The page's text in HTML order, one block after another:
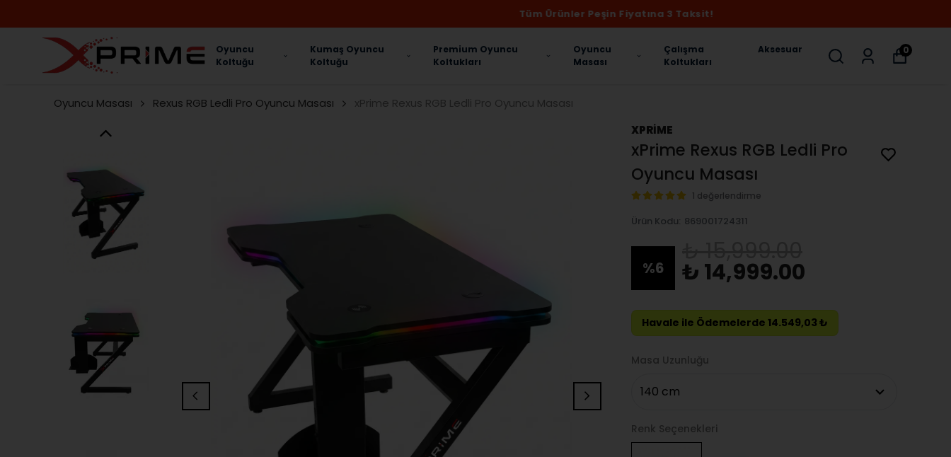
Tüm Ürünler Peşin Fiyatına 3 Taksit!
Oyuncu
Koltuğu
Kumaş Oyuncu
Koltuğu
Premium Oyuncu
Koltukları
Oyuncu
Masası
Çalışma
Koltukları
Aksesuar 0
Oyuncu Masası Rexus RGB Ledli Pro Oyuncu Masası
xPrime Rexus RGB Ledli Pro Oyuncu Masası
XPRİME
xPrime Rexus RGB Ledli Pro
Oyuncu Masası
1 değerlendirme
Ürün Kodu: 869001724311
%6 ₺ 14,999.00
Havale ile Ödemelerde 14.549,03 ₺
Masa Uzunluğu
Renk Seçenekleri